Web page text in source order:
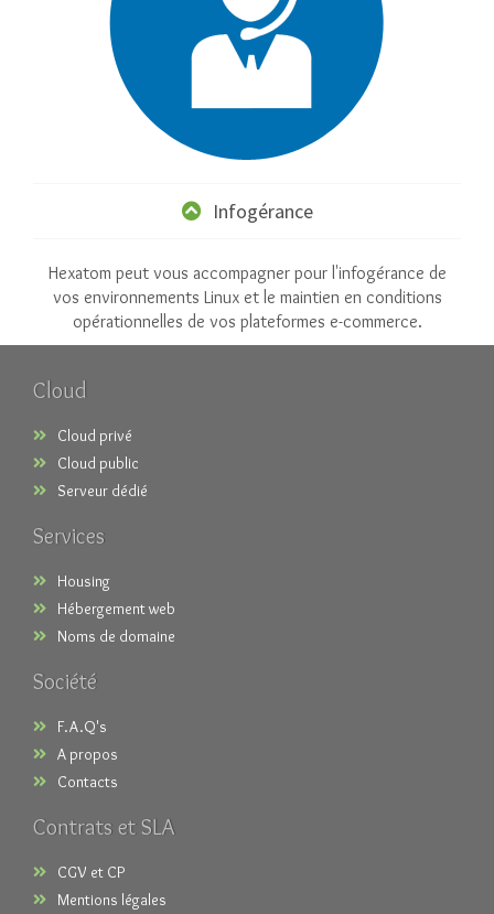
Infogérance
Hexatom peut vous accompagner pour l'infogérance de
vos environnements Linux et le maintien en conditions
opérationnelles de vos plateformes e-commerce.
Cloud
Cloud privé
Cloud public
Serveur dédié
Services
Housing
Hébergement web
Noms de domaine
Société
F.A.Q's
A propos
Contacts
Contrats et SLA
CGV et CP
Mentions légales